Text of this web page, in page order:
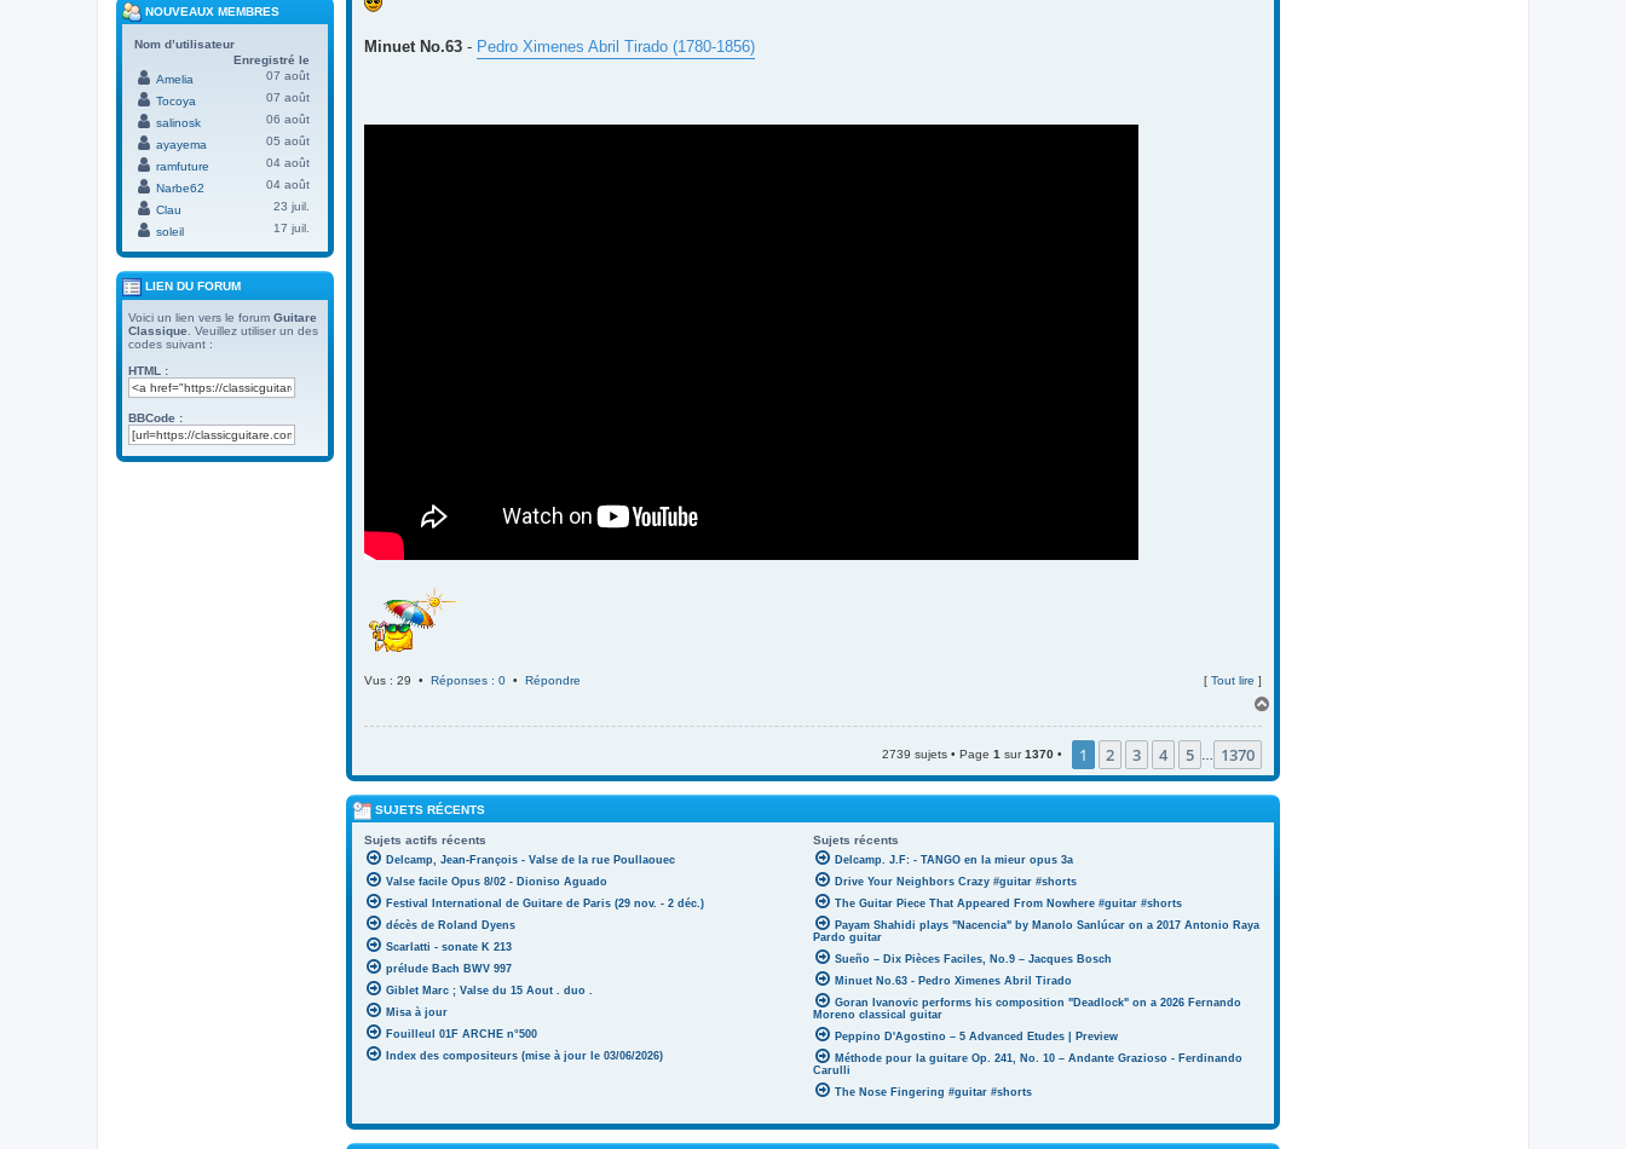
g
Minuet No.63 - Pedro Ximenes Abril Tirado (1780-1856)
Vus : 29 • Réponses : 0 • Répondre [ Tout lire ]
2739 sujets • Page 1 sur1370 • 1 2 3 4 5 1370
SUJETS RÉCENTS
Sujets actifs récents Sujets récents
Delcamp, Jean-François - Valse de la rue Poullaouec
Valse facile Opus 8/02 - Dioniso Aguado
Festival International de Guitare de Paris (29 nov. - 2 déc.)
décès de Roland Dyens
Scarlatti - sonate K 213
prélude Bach BWV 997
Giblet Marc ; Valse du 15 Aout . duo .
Misa à jour
Fouilleul 01F ARCHE n°500
Index des compositeurs (mise à jour le 03/06/2026)
Delcamp. J.F: - TANGO en la mieur opus 3a
Drive Your Neighbors Crazy #guitar #shorts
The Guitar Piece That Appeared From Nowhere #guitar #shorts
Payam Shahidi plays "Nacencia" by Manolo Sanlúcar on a 2017 Antonio Raya
Pardo guitar
Sueño – Dix Pièces Faciles, No.9 – Jacques Bosch
Minuet No.63 - Pedro Ximenes Abril Tirado
Goran Ivanovic performs his composition "Deadlock" on a 2026 Fernando
Moreno classical guitar
Peppino D'Agostino – 5 Advanced Etudes | Preview
Méthode pour la guitare Op. 241, No. 10 – Andante Grazioso - Ferdinando
Carulli
The Nose Fingering #guitar #shorts
NOUVEAUX MEMBRES
Nom d’utilisateur
Enregistré le
Amelia
07 août
Tocoya
07 août
salinosk
06 août
ayayema
05 août
ramfuture
04 août
Narbe62
04 août
Clau
23 juil.
soleil
17 juil.
LIEN DU FORUM
Voici un lien vers le forum Guitare
Classique . Veuillez utiliser un des
codes suivant :
HTML :
BBCode :